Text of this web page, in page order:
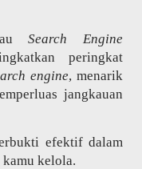
Search Engine
peringkat
engine, menarik
jangkauan
efektif dalam
kelola.